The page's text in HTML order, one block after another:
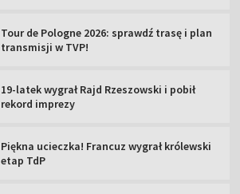
Tour de Pologne 2026: sprawdź trasę i plan
transmisji w TVP!
19-latek wygrał Rajd Rzeszowski i pobił
rekord imprezy
Piękna ucieczka! Francuz wygrał królewski
etap TdP